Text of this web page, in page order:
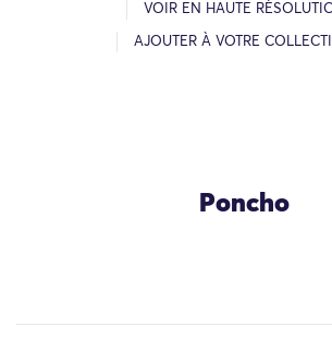
VOIR EN HAUTE
AJOUTER À VOTRE
Poncho